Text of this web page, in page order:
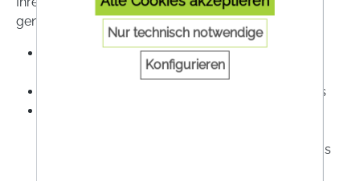
genutzt:
Speicherung der von Ihnen zur Verfügung
gestellten Daten im Newslettersystem
Versand von Newsletter gemäß Ihres Wunsches
Informationsoptimierung sowie Tracking von aus
Nur technisch notwendige
Konfigurieren